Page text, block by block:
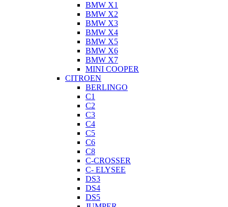
BMW X1
BMW X2
BMW X3
BMW X4
BMW X5
BMW X6
BMW X7
MINI COOPER
CITROEN
BERLINGO
C1
C2
C3
C4
C5
C6
C8
C-CROSSER
C- ELYSEE
DS3
DS4
DS5